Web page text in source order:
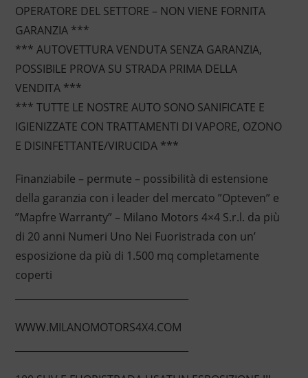
OPERATORE DEL SETTORE – NON VIENE FORNITA
GARANZIA ***
*** AUTOVETTURA VENDUTA SENZA GARANZIA,
POSSIBILE PROVA SU STRADA PRIMA DELLA
VENDITA ***
*** TUTTE LE NOSTRE AUTO SONO SANIFICATE E
IGIENIZZATE CON TRATTAMENTI DI VAPORE, OZONO
E DISINFETTANTE/VIRUCIDA ***
Finanziabile – permute – possibilità di estensione
della garanzia con i leader del mercato ”Opteven” e
”Mapfre Warranty” – Milano Motors 4×4 S.r.l. da più
di 20 anni Numeri Uno Nei Fuoristrada con un’
esposizione da più di 1.500 mq completamente
coperti
WWW.MILANOMOTORS4X4.COM